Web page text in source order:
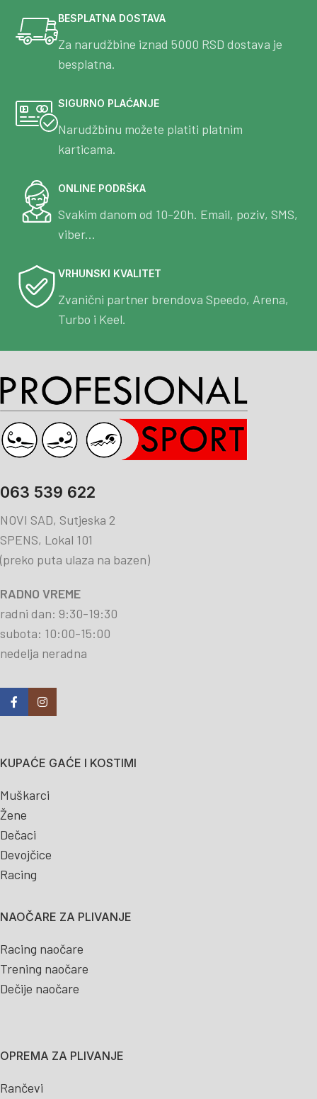
BESPLATNA DOSTAVA
Za narudžbine iznad 5000 RSD dostava je
besplatna.
SIGURNO PLAĆANJE
Narudžbinu možete platiti platnim
karticama.
ONLINE PODRŠKA
Svakim danom od 10-20h. Email, poziv, SMS,
viber...
VRHUNSKI KVALITET
Zvanični partner brendova Speedo, Arena,
Turbo i Keel.
063 539 622
NOVI SAD, Sutjeska 2
SPENS, Lokal 101
(preko puta ulaza na bazen)
RADNO VREME
radni dan: 9:30-19:30
subota: 10:00-15:00
nedelja neradna
KUPAĆE GAĆE I KOSTIMI
Muškarci
Žene
Dečaci
Devojčice
Racing
NAOČARE ZA PLIVANJE
Racing naočare
Trening naočare
Dečije naočare
OPREMA ZA PLIVANJE
Rančevi